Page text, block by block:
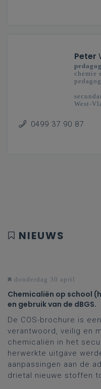
Peter
chemie
West-
0499 37 90 87
NIEUWS
donderdag 30 april
Chemicaliën op school
en gebruik van de dBGS.
De COS-brochure is
verantwoord, veilig en
chemicaliën in het
herwerkte uitgave
aanpassingen aan de
drietal nieuwe stoffen